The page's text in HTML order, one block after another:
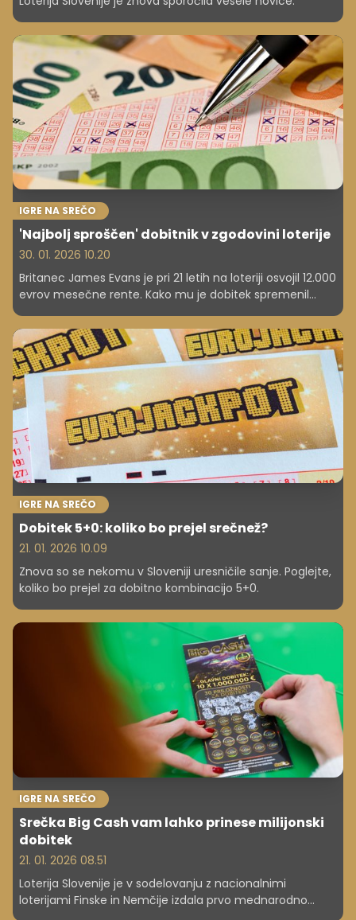
IGRE NA SREČO
'Najbolj sproščen' dobitnik v zgodovini loterije
30. 01. 2026 10.20
Britanec James Evans je pri 21 letih na loteriji osvojil 12.000
evrov mesečne rente. Kako mu je dobitek spremenil
življenje in zakaj njegov način zapravljanja deli javnost?
IGRE NA SREČO
Dobitek 5+0: koliko bo prejel srečnež?
21. 01. 2026 10.09
Znova so se nekomu v Sloveniji uresničile sanje. Poglejte,
koliko bo prejel za dobitno kombinacijo 5+0.
IGRE NA SREČO
Srečka Big Cash vam lahko prinese milijonski
dobitek
21. 01. 2026 08.51
Loterija Slovenije je v sodelovanju z nacionalnimi
loterijami Finske in Nemčije izdala prvo mednarodno